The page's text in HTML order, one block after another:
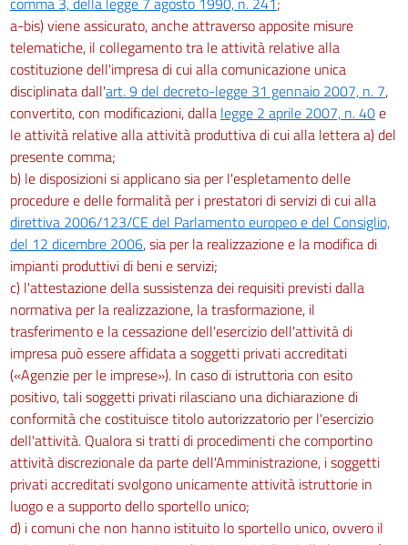
71
71 bis
71 ter
72
73
74
75
76
77
78
79
80
80 bis
80 ter
80 quater
80 quinquies
80 sexies
81
Titolo III
a-bis) viene assicurato, anche attraverso apposite misure
telematiche, il collegamento tra le attività relative alla
costituzione dell'impresa di cui alla comunicazione unica
disciplinata dall'art. 9 del decreto-legge 31 gennaio 2007, n. 7,
convertito, con modificazioni, dalla legge 2 aprile 2007, n. 40e
le attività relative alla attività produttiva di cui alla lettera a) del
presente comma;
b) le disposizioni si applicano sia per l'espletamento delle
procedure e delle formalità per i prestatori di servizi di cui alla
direttiva 2006/123/CE del Parlamento europeo e del Consiglio,
del 12 dicembre 2006, sia per la realizzazione e la modifica di
impianti produttivi di beni e servizi;
c) l'attestazione della sussistenza dei requisiti previsti dalla
normativa per la realizzazione, la trasformazione, il
trasferimento e la cessazione dell'esercizio dell'attività di
impresa può essere affidata a soggetti privati accreditati
(«Agenzie per le imprese»). In caso di istruttoria con esito
positivo, tali soggetti privati rilasciano una dichiarazione di
conformità che costituisce titolo autorizzatorio per l'esercizio
dell'attività. Qualora si tratti di procedimenti che comportino
attività discrezionale da parte dell'Amministrazione, i soggetti
privati accreditati svolgono unicamente attività istruttorie in
luogo e a supporto dello sportello unico;
d) i comuni che non hanno istituito lo sportello unico, ovvero il